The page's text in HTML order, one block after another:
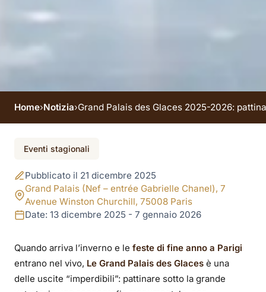
Grand Palais des
Glaces 2025-2026:
pattinare sotto la
vetrata del Grand
Palais
Home›Notizia›Grand Palais des Glaces 2025-2026:
Eventi stagionali
Pubblicato il 21 dicembre 2025
Grand Palais (Nef – entrée Gabrielle Chanel), 7
Avenue Winston Churchill, 75008 Paris
Date: 13 dicembre 2025 - 7 gennaio 2026
Quando arriva l’inverno e le feste di fine anno a Parigi
entrano nel vivo, Le Grand Palais des Glaces è una
delle uscite “imperdibili”: pattinare sotto la grande